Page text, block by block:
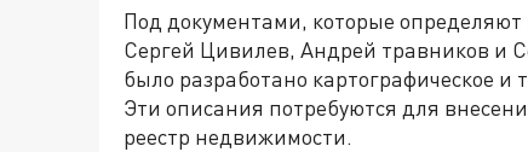
Под документами, которые
Сергей Цивилев, Андрей травников и
было разработано картографическое и
Эти описания потребуются для
реестр недвижимости.